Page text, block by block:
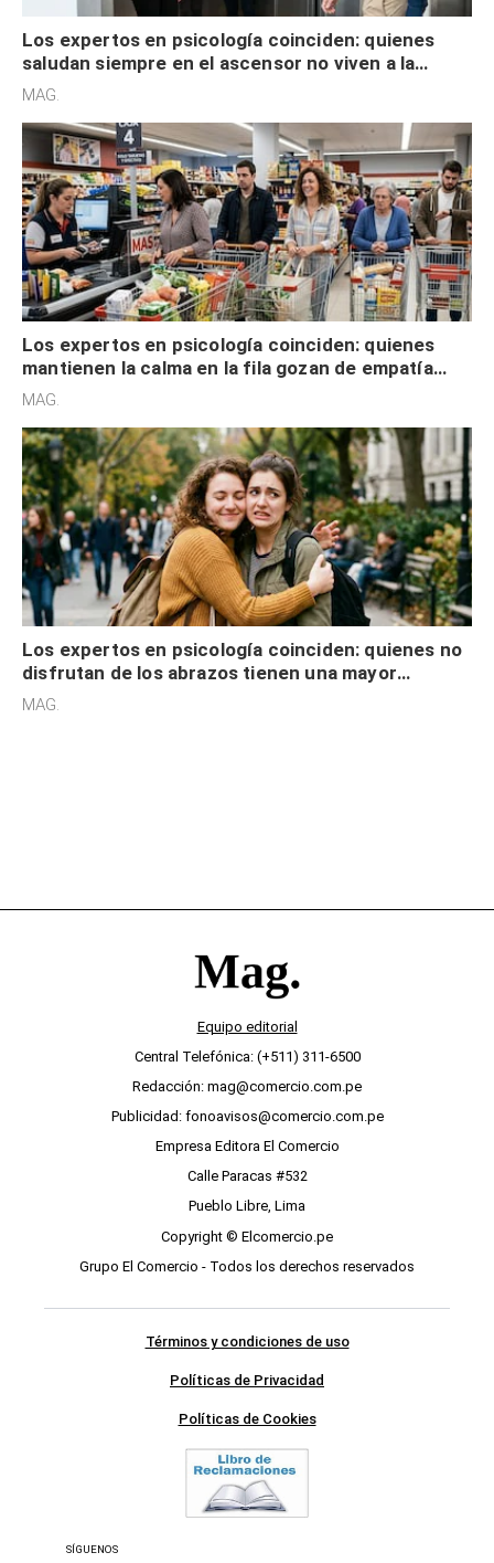
Los expertos en psicología coinciden: quienes
saludan siempre en el ascensor no viven a la
defensiva y tienen apertura social
MAG.
Los expertos en psicología coinciden: quienes
mantienen la calma en la fila gozan de empatía
cognitiva, gratitud y no solo tienen autocontrol
MAG.
Los expertos en psicología coinciden: quienes no
disfrutan de los abrazos tienen una mayor
sensibilidad a los estímulos físicos y no es por
MAG.
Equipo editorial
Central Telefónica: (+511) 311-6500
Redacción: mag@comercio.com.pe
Publicidad: fonoavisos@comercio.com.pe
Empresa Editora El Comercio
Calle Paracas #532
Pueblo Libre, Lima
Copyright © Elcomercio.pe
Grupo El Comercio - Todos los derechos reservados
Términos y condiciones de uso
Políticas de Privacidad
Políticas de Cookies
SÍGUENOS